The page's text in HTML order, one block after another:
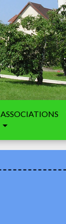
ASSOCIATIONS